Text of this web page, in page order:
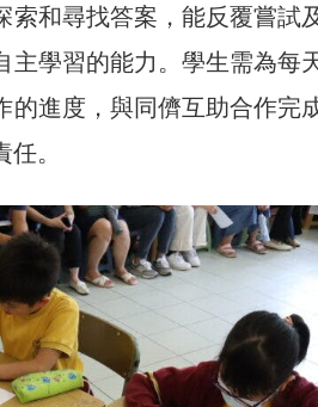
和尋找答案，能反覆嘗試
學習的能力。學生需為每
進度，與同儕互助合作完
。